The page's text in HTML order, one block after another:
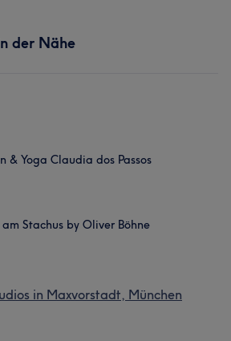
der Nähe
& Yoga Claudia dos Passos
Stachus by Oliver Böhne
in Maxvorstadt, München